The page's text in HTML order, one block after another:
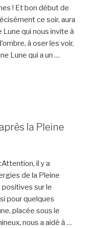
! Et bon début de
ce soir, aura
Lune qui nous invite à
à oser les voir,
Lune qui a un …
la Pleine
il y a
de la Pleine
sur le
pour quelques
placée sous le
nous a aidé à …